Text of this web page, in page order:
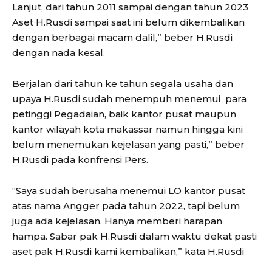
Lanjut, dari tahun 2011 sampai dengan tahun 2023
Aset H.Rusdi sampai saat ini belum dikembalikan
dengan berbagai macam dalil,” beber H.Rusdi
dengan nada kesal.
Berjalan dari tahun ke tahun segala usaha dan
upaya H.Rusdi sudah menempuh menemui para
petinggi Pegadaian, baik kantor pusat maupun
kantor wilayah kota makassar namun hingga kini
belum menemukan kejelasan yang pasti,” beber
H.Rusdi pada konfrensi Pers.
“Saya sudah berusaha menemui LO kantor pusat
atas nama Angger pada tahun 2022, tapi belum
juga ada kejelasan. Hanya memberi harapan
hampa. Sabar pak H.Rusdi dalam waktu dekat pasti
aset pak H.Rusdi kami kembalikan,” kata H.Rusdi